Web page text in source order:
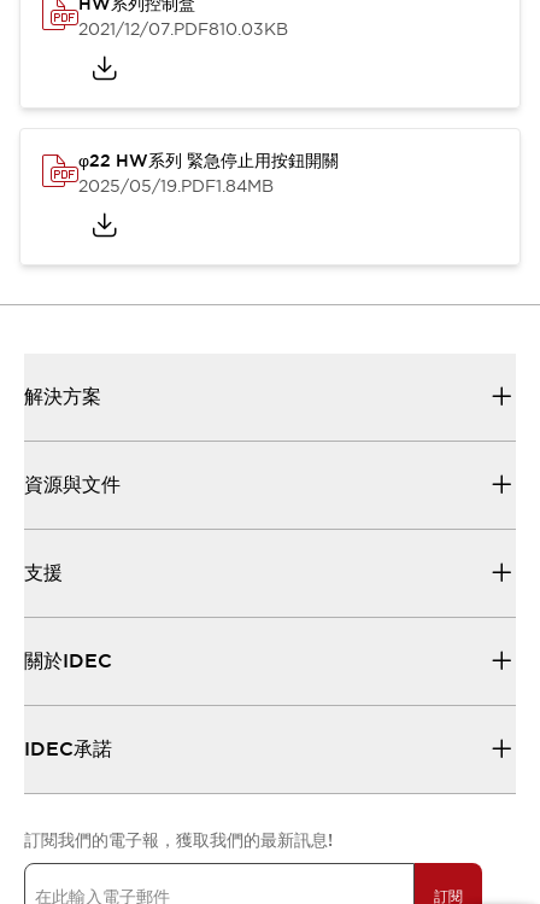
2021/12/07.PDF810.03KB
φ22 HW系列 緊急停止用按鈕開關
2025/05/19.PDF1.84MB
解決方案
資源與文件
支援
關於IDEC
IDEC承諾
訂閱我們的電子報，獲取我們的最新訊息!
訂閱